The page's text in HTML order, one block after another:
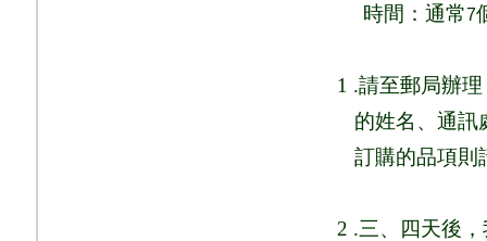
時間：通常7
1 .請至郵局辦
的姓名、通訊
訂購的品項則
2 .三、四天後